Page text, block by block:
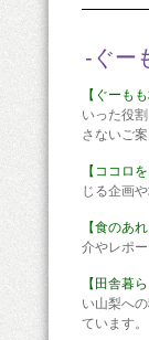
-ぐー
【ぐーもも
いった役
さないご
【ココロ
じる企画
【食のあれ
介やレポ
【田舎暮ら
い山梨へ
ています。